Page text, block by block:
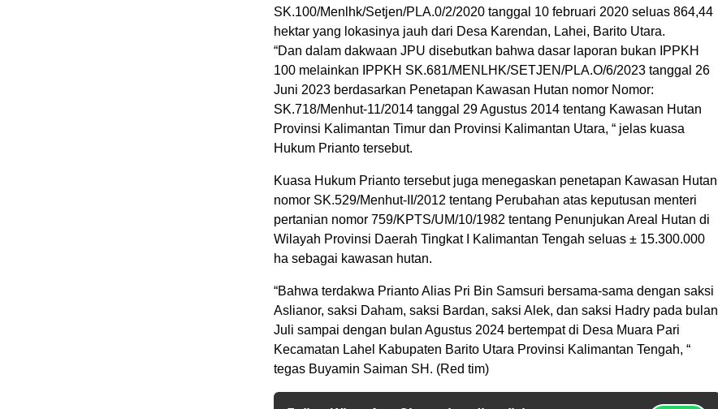
SK.100/Menlhk/Setjen/PLA.0/2/2020 tanggal 10 februari 2020 seluas 864,44
hektar yang lokasinya jauh dari Desa Karendan, Lahei, Barito Utara.
“Dan dalam dakwaan JPU disebutkan bahwa dasar laporan bukan IPPKH
100 melainkan IPPKH SK.681/MENLHK/SETJEN/PLA.O/6/2023 tanggal 26
Juni 2023 berdasarkan Penetapan Kawasan Hutan nomor Nomor:
SK.718/Menhut-11/2014 tanggal 29 Agustus 2014 tentang Kawasan Hutan
Provinsi Kalimantan Timur dan Provinsi Kalimantan Utara, “ jelas kuasa
Hukum Prianto tersebut.
Kuasa Hukum Prianto tersebut juga menegaskan penetapan Kawasan Hutan
nomor SK.529/Menhut-II/2012 tentang Perubahan atas keputusan menteri
pertanian nomor 759/KPTS/UM/10/1982 tentang Penunjukan Areal Hutan di
Wilayah Provinsi Daerah Tingkat I Kalimantan Tengah seluas ± 15.300.000
ha sebagai kawasan hutan.
“Bahwa terdakwa Prianto Alias Pri Bin Samsuri bersama-sama dengan saksi
Aslianor, saksi Daham, saksi Bardan, saksi Alek, dan saksi Hadry pada bulan
Juli sampai dengan bulan Agustus 2024 bertempat di Desa Muara Pari
Kecamatan Lahel Kabupaten Barito Utara Provinsi Kalimantan Tengah, “
tegas Buyamin Saiman SH. (Red tim)